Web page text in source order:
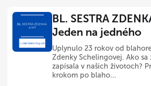
BL. SESTRA
Jeden na jedného
Uplynulo 23 rokov od
Zdenky Schelingovej. Ako sa
zapísala v našich životoch?
krokom po blaho...